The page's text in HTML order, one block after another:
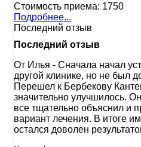
Стоимость приема: 1750
Подробнее...
Последний отзыв
Последний отзыв
От Илья - Сначала начал
другой клинике, но не был
Перешел к Бербекову
значительно улучшилось.
все тщательно объяснил и
вариант лечения. В итоге
остался доволен